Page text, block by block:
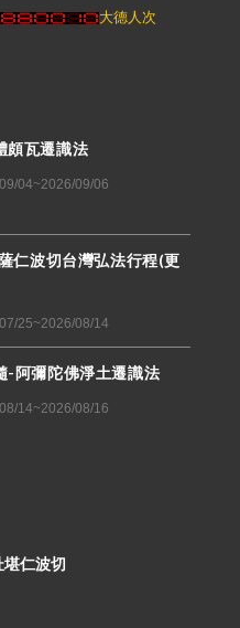
大德人次
頗瓦遷識法
04~2026/09/06
仁波切台灣弘法行程(更
25~2026/08/14
-阿彌陀佛淨土遷識法
14~2026/08/16
仁波切